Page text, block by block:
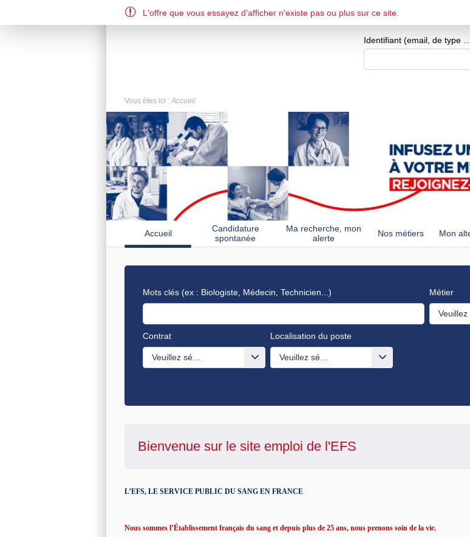
ESPACE CANDIDAT
Vous êtes ici : Accueil
Accueil
Candidature
spontanée
Ma recherche, mon
alerte
Nos métiers Mon
Mots clés (ex : Biologiste, Médecin, Technicien...) Métier
Veuillez
Contrat
Veuillez sélectionner une ou des valeurs
Localisation du poste
Veuillez sélectionner une ou des valeurs
L'offre que vous essayez d'afficher n'existe pas ou plus sur ce site.
Bienvenue sur le site emploi de l'EFS
L’EFS, LE SERVICE PUBLIC DU SANG EN FRANCE
Nous sommes l’Établissement français du sang et depuis plus de 25 ans, nous prenons soin de la vie.